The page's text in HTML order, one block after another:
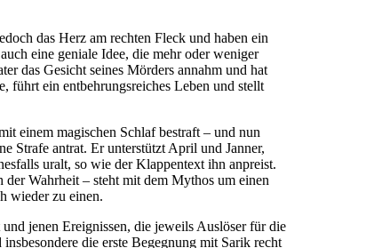
das Herz am rechten Fleck und haben ein
eine geniale Idee, die mehr oder weniger
das Gesicht seines Mörders annahm und hat
führt ein entbehrungsreiches Leben und stellt
einem magischen Schlaf bestraft – und nun
Strafe antrat. Er unterstützt April und Janner,
uralt, so wie der Klappentext ihn anpreist.
Wahrheit – steht mit dem Mythos um einen
wieder zu einen.
jenen Ereignissen, die jeweils Auslöser für die
die erste Begegnung mit Sarik recht